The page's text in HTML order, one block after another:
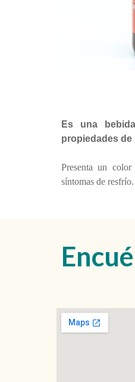
Es una
propiedades de
Presenta un
síntomas de resfrío.